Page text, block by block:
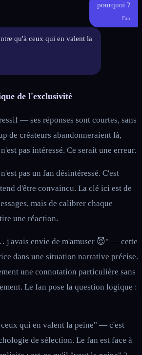
pourquoi ?
Fan
qu'à ceux qui en valent la
de l'exclusivité
— ses réponses sont courtes, sans
de créateurs abandonneraient là,
pas intéressé. Ce serait une erreur.
pas un fan désintéressé. C'est
d'être convaincu. La clé ici est de
mais de calibrer chaque
une réaction.
j'avais envie de m'amuser 😈" — cette
dans une situation narrative précise.
une connotation particulière sans
Le fan pose la question logique :
ceux qui en valent la peine" — c'est
de sélection. Le fan est face à